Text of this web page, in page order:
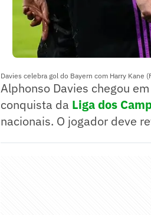
Davies celebra gol do Bayern com Harry Kane
Alphonso Davies chegou
conquista da Liga dos
nacionais. O jogador deve